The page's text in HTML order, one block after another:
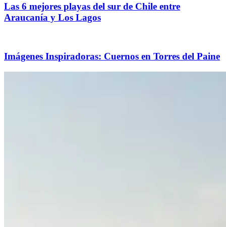
Las 6 mejores playas del sur de Chile entre
Araucanía y Los Lagos
Imágenes Inspiradoras: Cuernos en Torres del Paine